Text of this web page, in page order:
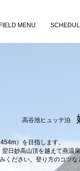
FIELD MENU
高谷池ヒュッテ泊
）を目指します。
日妙高山頂を越えて燕温
ださい。登り方のコツな